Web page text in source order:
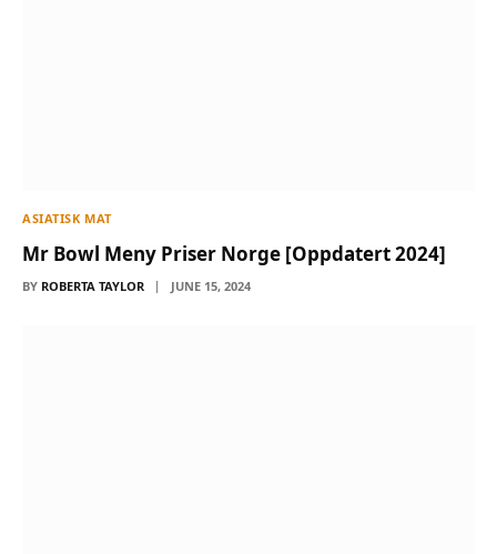
ASIATISK MAT
Mr Bowl Meny Priser Norge [Oppdatert 2024]
BY ROBERTA TAYLOR JUNE 15, 2024